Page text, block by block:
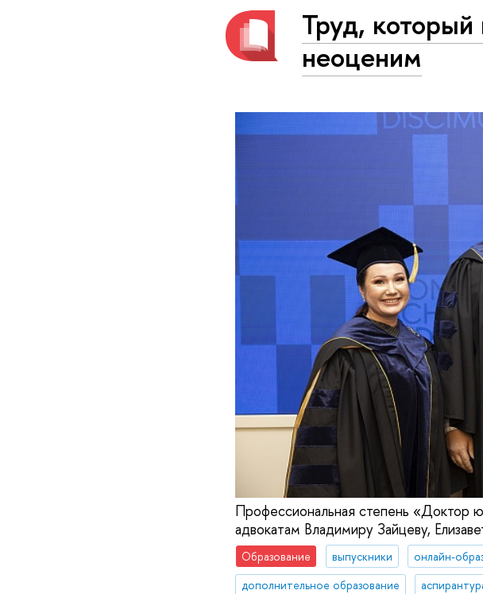
Труд,
неоценим
Профессиональная степень «Доктор
адвокатам Владимиру Зайцеву,
Образование выпускники онлайн-
дополнительное образование